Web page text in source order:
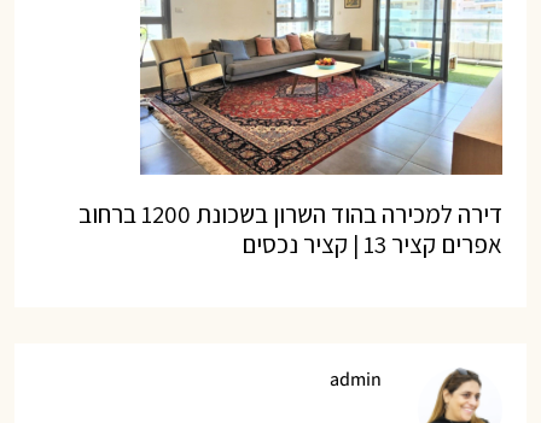
דירה למכירה בהוד השרון בשכונת 1200 ברחוב
אפרים קציר 13 | קציר נכסים
admin